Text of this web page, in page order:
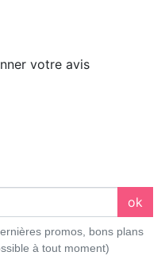
votre avis
ok
promos, bons plans
à tout moment)